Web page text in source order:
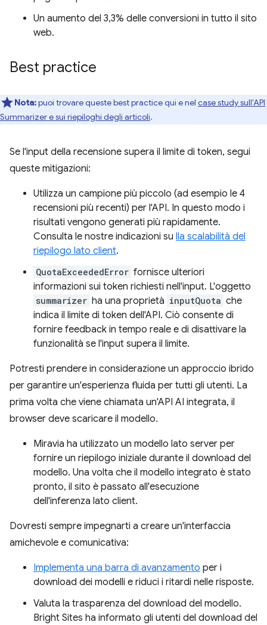
Un aumento del 3,3% delle conversioni in tutto il sito
web.
Best practice
Nota:puoi trovare queste best practice qui e nel case study sull'API
Summarizer e sui riepiloghi degli articoli.
Se l'input della recensione supera il limite di token, segui
queste mitigazioni:
Utilizza un campione più piccolo (ad esempio le 4
recensioni più recenti) per l'API. In questo modo i
risultati vengono generati più rapidamente.
Consulta le nostre indicazioni su lla scalabilità del
riepilogo lato client.
QuotaExceededError fornisce ulteriori
informazioni sui token richiesti nell'input. L'oggetto
summarizer ha una proprietà inputQuota che
indica il limite di token dell'API. Ciò consente di
fornire feedback in tempo reale e di disattivare la
funzionalità se l'input supera il limite.
Potresti prendere in considerazione un approccio ibrido
per garantire un'esperienza fluida per tutti gli utenti. La
prima volta che viene chiamata un'API AI integrata, il
browser deve scaricare il modello.
Miravia ha utilizzato un modello lato server per
fornire un riepilogo iniziale durante il download del
modello. Una volta che il modello integrato è stato
pronto, il sito è passato all'esecuzione
dell'inferenza lato client.
Dovresti sempre impegnarti a creare un'interfaccia
amichevole e comunicativa:
Implementa una barra di avanzamento per i
download dei modelli e riduci i ritardi nelle risposte.
Valuta la trasparenza del download del modello.
Bright Sites ha informato gli utenti del download del